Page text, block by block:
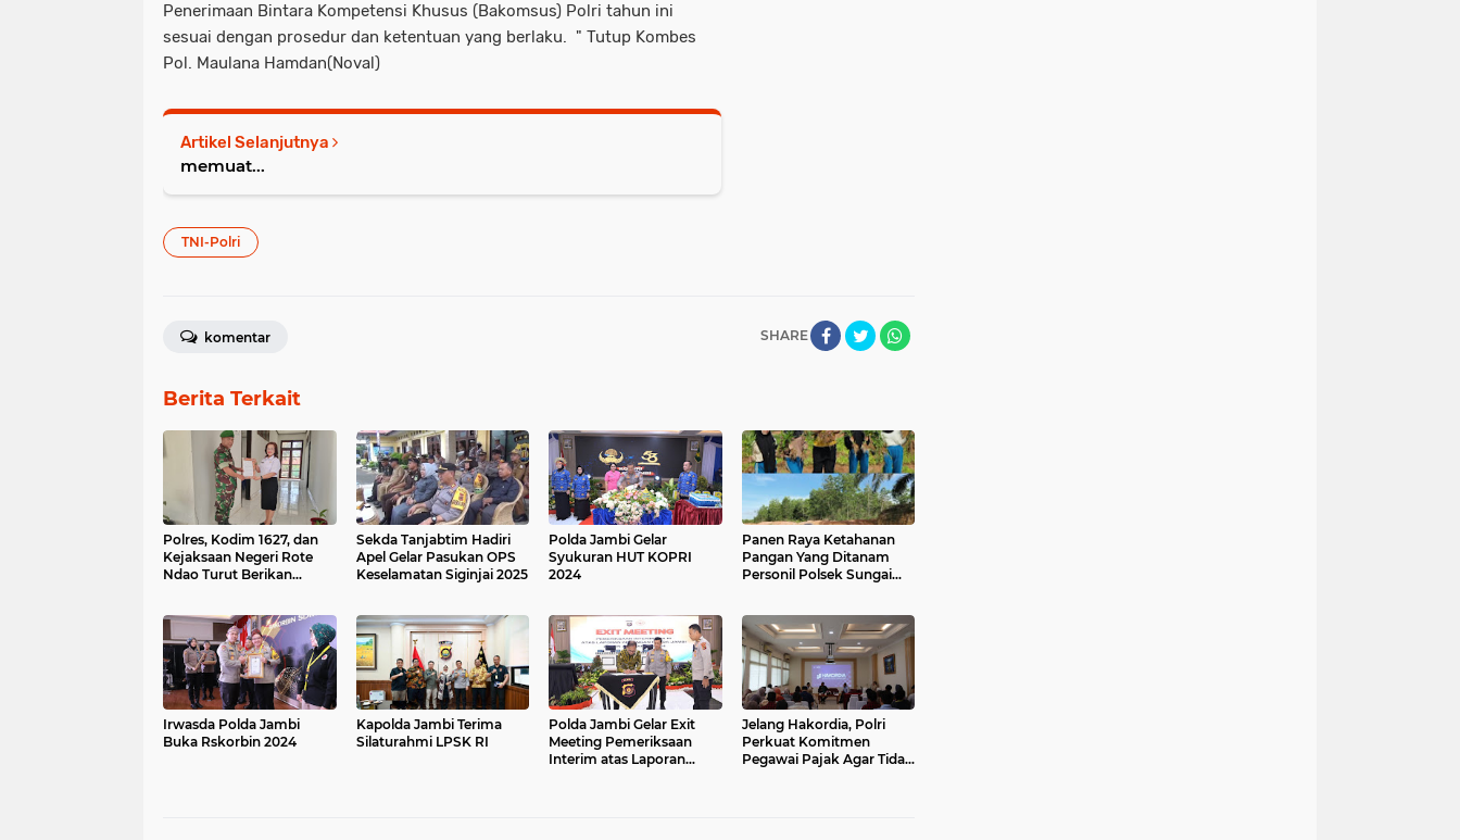
Penerimaan Bintara Kompetensi Khusus (Bakomsus) Polri tahun ini
sesuai dengan prosedur dan ketentuan yang berlaku. " Tutup Kombes
Pol. Maulana Hamdan(Noval)
Artikel Selanjutnya
memuat...
TNI-Polri
SHARE
komentar
Berita Terkait
Polres, Kodim 1627, dan
Kejaksaan Negeri Rote
Ndao Turut Berikan
untuk Ormas Keagamaan
Sekda Tanjabtim Hadiri
Apel Gelar Pasukan OPS
Keselamatan Siginjai 2025
Polda Jambi Gelar
Syukuran HUT KOPRI
2024
Panen Raya Ketahanan
Pangan Yang Ditanam
Personil Polsek Sungai
Irwasda Polda Jambi
Buka Rskorbin 2024
Kapolda Jambi Terima
Silaturahmi LPSK RI
Polda Jambi Gelar Exit
Meeting Pemeriksaan
Interim atas Laporan
Jelang Hakordia, Polri
Perkuat Komitmen
Pegawai Pajak Agar Tidak